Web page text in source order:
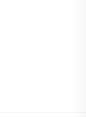
escritórios e